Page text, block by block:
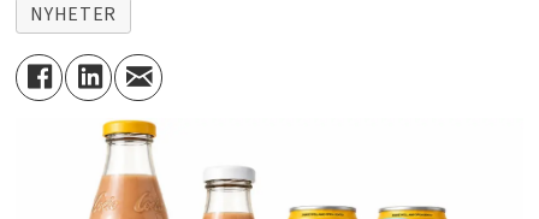
NYHETER